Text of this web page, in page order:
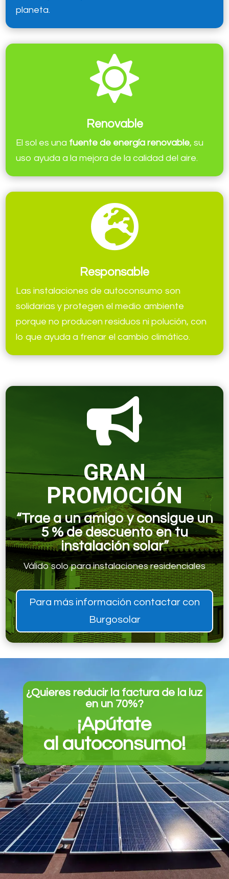
planeta.

Renovable
El sol es una fuente de energía renovable, su
uso ayuda a la mejora de la calidad del aire.

Responsable
Las instalaciones de autoconsumo son
solidarias y protegen el medio ambiente
porque no producen residuos ni polución, con
lo que ayuda a frenar el cambio climático.

GRAN
PROMOCIÓN
“Trae a un amigo y consigue un
5 % de descuento en tu
instalación solar”
Válido solo para instalaciones residenciales
Para más información contactar con
Burgosolar
¿Quieres reducir la factura de la luz
en un 70%?
¡Apútate
al autoconsumo!